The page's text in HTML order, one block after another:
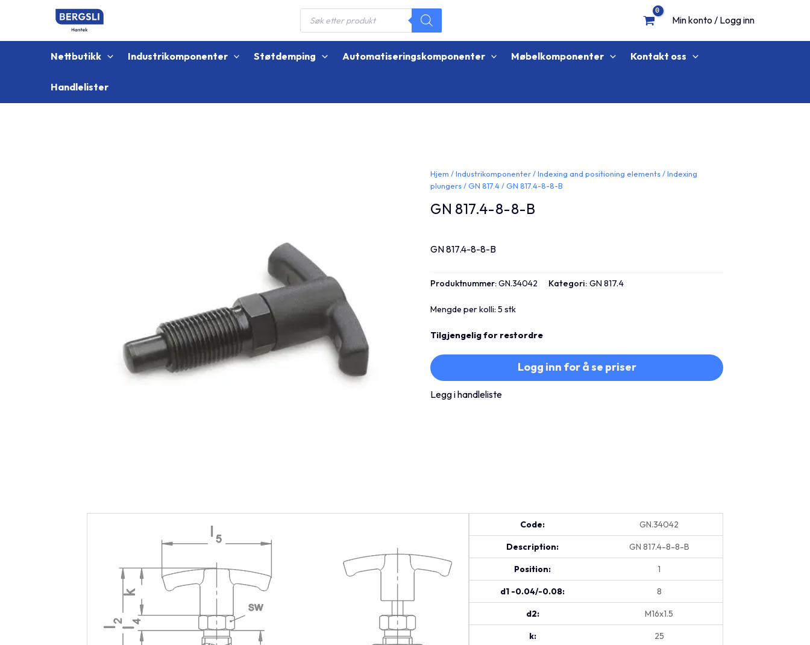
Products
search
Min konto / Logg inn
Nettbutikk Industrikomponenter Støtdemping Automatiseringskomponenter Møbelkomponenter Kontakt oss
Handlelister
Hjem /Industrikomponenter/Indexing and positioning elements/Indexing
plungers/GN 817.4/ GN 817.4-8-8-B
GN 817.4-8-8-B
GN 817.4-8-8-B
Produktnummer:GN.34042 Kategori:GN 817.4
Mengde per kolli: 5 stk
Tilgjengelig for restordre
Logg inn for å se priser
Legg i handleliste
Code: GN.34042
Description: GN 817.4-8-8-B
Position: 1
d1 -0.04/-0.08: 8
d2: M16x1.5
k: 25